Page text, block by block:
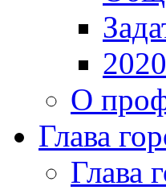
2020
О
Глава
Глава